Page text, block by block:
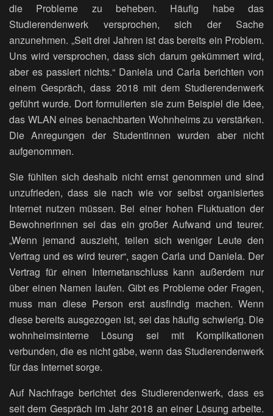
die Probleme zu beheben. Häufig habe das
Studierendenwerk versprochen, sich der Sache
anzunehmen. „Seit drei Jahren ist das bereits ein Problem.
Uns wird versprochen, dass sich darum gekümmert wird,
aber es passiert nichts.“ Daniela und Carla berichten von
einem Gespräch, dass 2018 mit dem Studierendenwerk
geführt wurde. Dort formulierten sie zum Beispiel die Idee,
das WLAN eines benachbarten Wohnheims zu verstärken.
Die Anregungen der Studentinnen wurden aber nicht
aufgenommen.
Sie fühlten sich deshalb nicht ernst genommen und sind
unzufrieden, dass sie nach wie vor selbst organisiertes
Internet nutzen müssen. Bei einer hohen Fluktuation der
Bewohnerinnen sei das ein großer Aufwand und teurer.
„Wenn jemand auszieht, teilen sich weniger Leute den
Vertrag und es wird teurer“, sagen Carla und Daniela. Der
Vertrag für einen Internetanschluss kann außerdem nur
über einen Namen laufen. Gibt es Probleme oder Fragen,
muss man diese Person erst ausfindig machen. Wenn
diese bereits ausgezogen ist, sei das häufig schwierig. Die
wohnheimsinterne Lösung sei mit Komplikationen
verbunden, die es nicht gäbe, wenn das Studierendenwerk
für das Internet sorge.
Auf Nachfrage berichtet des Studierendenwerk, dass es
seit dem Gespräch im Jahr 2018 an einer Lösung arbeite.